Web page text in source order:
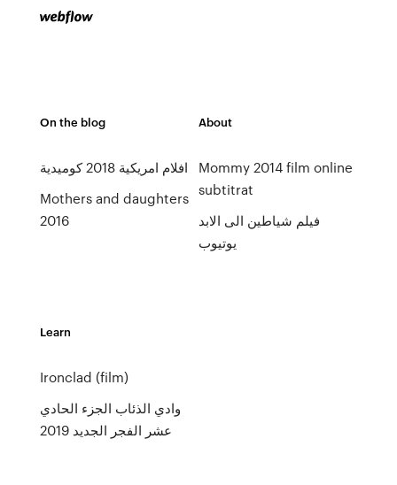
On the blog
افلام امريكية 2018 كوميدية
Mothers and daughters
2016
About
Mommy 2014 film online
subtitrat
فيلم شياطين الى الابد
يوتيوب
Learn
Ironclad (film)
وادي الذئاب الجزء الحادي
عشر الفجر الجديد 2019